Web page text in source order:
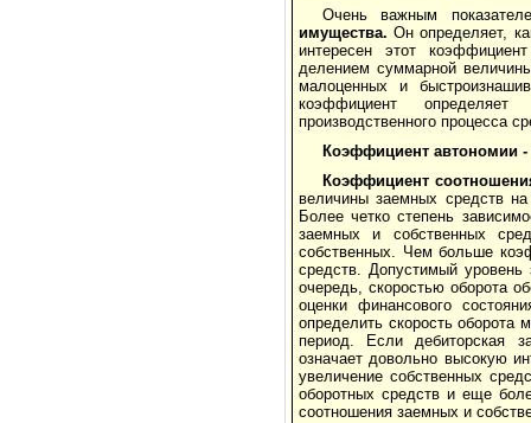
Очень важным
имущества. Он определяет,
интересен этот
делением суммарной
малоценных и
коэффициент определяет
производственного процесса
Коэффициент автономии -
Коэффициент
величины заемных средств
Более четко степень
заемных и собственных
собственных. Чем больше
средств. Допустимый
очередь, скоростью оборота
оценки финансового
определить скорость оборота
период. Если дебиторская
означает довольно высокую
увеличение собственных
оборотных средств и еще
соотношения заемных и